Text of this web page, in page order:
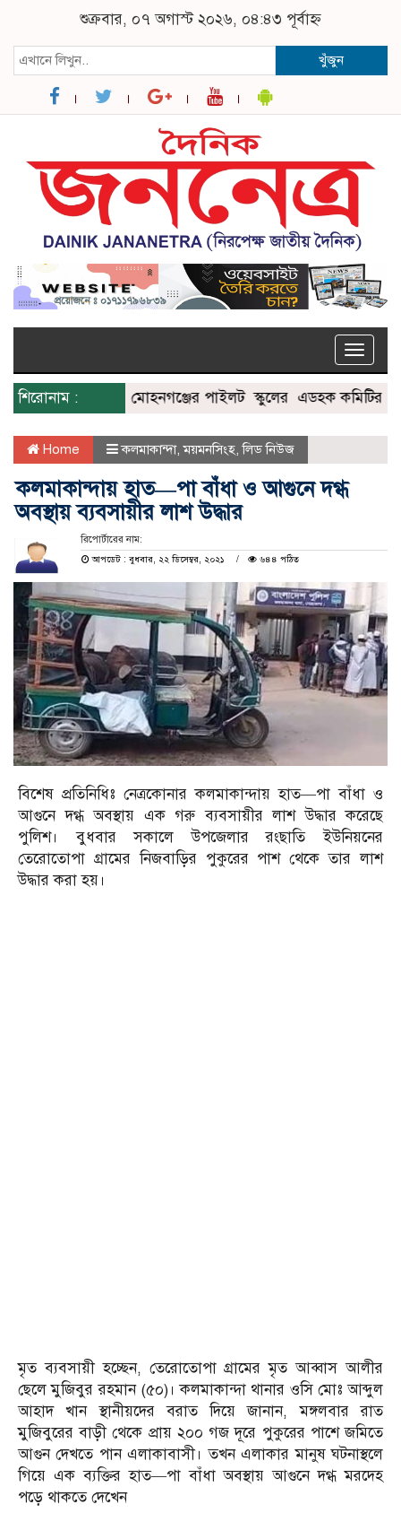
শুক্রবার, ০৭ অগাস্ট ২০২৬, ০৪:৪৩ পূর্বাহ্ন
খুঁজুন
Toggle
শিরোনাম :
মোহনগঞ্জের পাইলট স্কুলের এডহক কমিটির
Home কলমাকান্দা,ময়মনসিংহ,লিড নিউজ
কলমাকান্দায় হাত—পা বাঁধা ও আগুনে দগ্ধ
অবস্থায় ব্যবসায়ীর লাশ উদ্ধার
রিপোর্টারের নাম:
আপডেট : বুধবার, ২২ ডিসেম্বর, ২০২১
৬৪৪ পঠিত
বিশেষ প্রতিনিধিঃ নেত্রকোনার কলমাকান্দায় হাত—পা বাঁধা ও
আগুনে দগ্ধ অবস্থায় এক গরু ব্যবসায়ীর লাশ উদ্ধার করেছে
পুলিশ। বুধবার সকালে উপজেলার রংছাতি ইউনিয়নের
তেরোতোপা গ্রামের নিজবাড়ির পুকুরের পাশ থেকে তার লাশ
উদ্ধার করা হয়।
মৃত ব্যবসায়ী হচ্ছেন, তেরোতোপা গ্রামের মৃত আব্বাস আলীর
ছেলে মুজিবুর রহমান (৫০)। কলমাকান্দা থানার ওসি মোঃ আব্দুল
আহাদ খান স্থানীয়দের বরাত দিয়ে জানান, মঙ্গলবার রাত
মুজিবুরের বাড়ী থেকে প্রায় ২০০ গজ দূরে পুকুরের পাশে জমিতে
আগুন দেখতে পান এলাকাবাসী। তখন এলাকার মানুষ ঘটনাস্থলে
গিয়ে এক ব্যক্তির হাত—পা বাঁধা অবস্থায় আগুনে দগ্ধ মরদেহ
পড়ে থাকতে দেখেন